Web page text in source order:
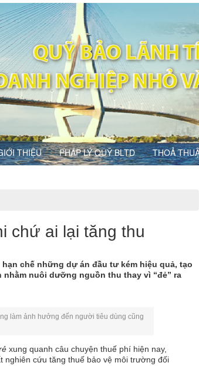
THIỆU PHÁP LÝ QUỸ BLTD THOẢ
chứ ai lại tăng thu
chế những dự án đầu tư kém hiệu quả, tạo
nuôi dưỡng nguồn thu thay vì “đẻ” ra
làm ảnh hưởng đến người tiêu dùng cũng
xung quanh câu chuyện thuế phí hiện nay,
nghiên cứu tăng thuế bảo vệ môi trường đối